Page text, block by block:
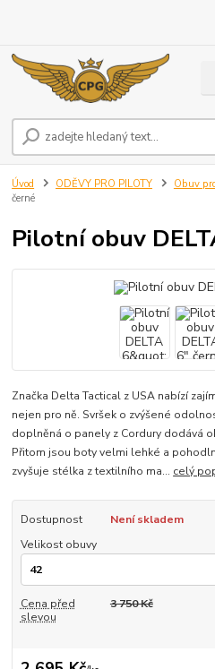
Úvod ODĚVY PRO PILOTY Obuv
černé
Pilotní obuv
Značka Delta Tactical z USA nabízí
nejen pro ně. Svršek o zvýšené
doplněná o panely z Cordury dodává
Přitom jsou boty velmi lehké a
zvyšuje stélka z textilního ma... celý
Dostupnost
Není skladem
Velikost obuvy
Cena před
slevou
3 750 Kč